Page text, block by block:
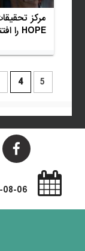
مرکز
HOPE را افتتاح کرد
4 5
08-06